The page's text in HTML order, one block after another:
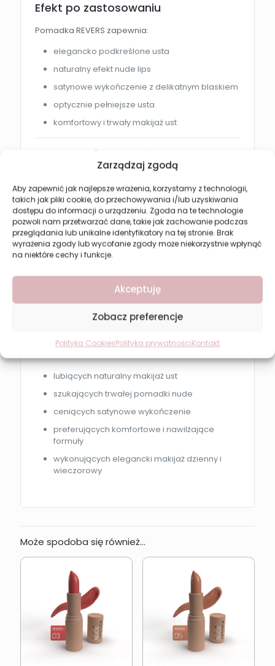
Zarządzaj zgodą
Aby zapewnić jak najlepsze wrażenia, korzystamy z technologii,
takich jak pliki cookie, do przechowywania i/lub uzyskiwania
dostępu do informacji o urządzeniu. Zgoda na te technologie
pozwoli nam przetwarzać dane, takie jak zachowanie podczas
przeglądania lub unikalne identyfikatory na tej stronie. Brak
wyrażenia zgody lub wycofanie zgody może niekorzystnie wpłynąć
na niektóre cechy i funkcje.
Akceptuję
Zobacz preferencje
Polityka CookiesPolityka prywatnościKontakt
Efekt po zastosowaniu
Pomadka REVERS zapewnia:
elegancko podkreślone usta
naturalny efekt nude lips
satynowe wykończenie z delikatnym blaskiem
optycznie pełniejsze usta
komfortowy i trwały makijaż ust
Jak używać pomadki do ust?
konturówki dla dokładniejszego efektu.
Rozprowadź równomiernie od środka ust ku
kącikom.
Dla mocniejszego efektu nałóż kolejną
warstwę produktu.
odciśnij nadmiar produktu chusteczką i
ponów aplikację.
Dla kogo jest ten produkt?
REVERS NEW NUDE SATIN LIP STICK 05 będzie idealna
dla osób:
lubiących naturalny makijaż ust
szukających trwałej pomadki nude
ceniących satynowe wykończenie
preferujących komfortowe i nawilżające
formuły
wykonujących elegancki makijaż dzienny i
wieczorowy
Może spodoba się również…